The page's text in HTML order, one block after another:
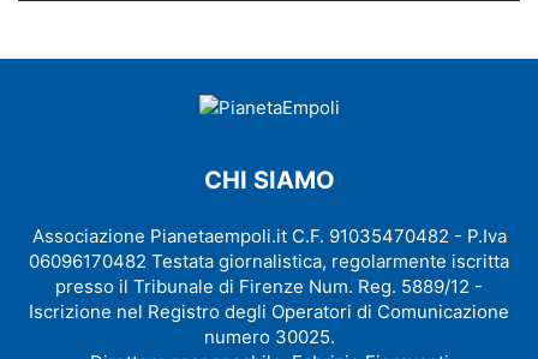
CHI SIAMO
Associazione Pianetaempoli.it C.F. 91035470482 - P.Iva
06096170482 Testata giornalistica, regolarmente iscritta
presso il Tribunale di Firenze Num. Reg. 5889/12 -
Iscrizione nel Registro degli Operatori di Comunicazione
numero 30025.